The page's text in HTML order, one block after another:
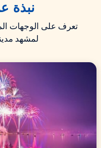
نبذة
تعرف على الوجهات
لمشهد